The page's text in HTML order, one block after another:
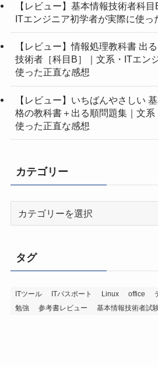
【レビュー】基本情報技術者科
ITエンジニア初学者が実際に使っ
【レビュー】情報処理教科書 出
技術者［科目B］｜文系・ITエン
使った正直な感想
【レビュー】いちばんやさしい
格の教科書＋出る順問題集｜文系
使った正直な感想
カテゴリー
ー
タグ
ITツール ITパスポート Linux office
勉強
参考書レビュー 基本情報技術者試